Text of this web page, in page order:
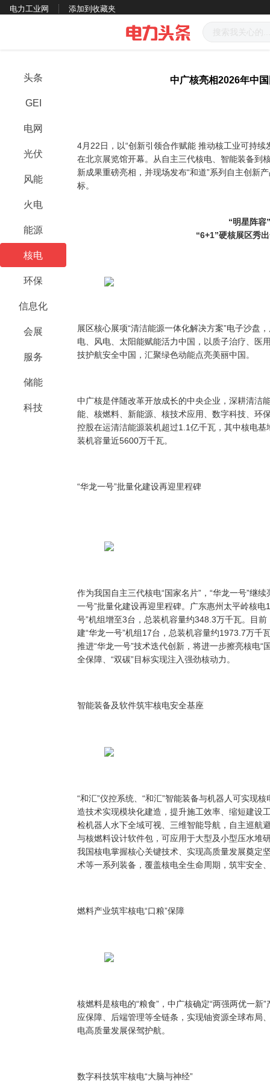
电力工业网 添加到收藏夹
头条
GEI
电网
光伏
风能
火电
能源
核电
环保
信息化
会展
服务
储能
科技
中广核亮相2026年中
4月22日，以“创新引领合作赋能 推动核工业可持
在北京展览馆开幕。从自主三代核电、智能装备到
新成果重磅亮相，并现场发布“和道”系列自主创新
标。
“明星阵容
“6+1”硬核展区秀
展区核心展项“清洁能源一体化解决方案”电子沙盘
电、风电、太阳能赋能活力中国，以质子治疗、医
技护航安全中国，汇聚绿色动能点亮美丽中国。
中广核是伴随改革开放成长的中央企业，深耕清洁
能、核燃料、新能源、核技术应用、数字科技、环
控股在运清洁能源装机超过1.1亿千瓦，其中核电
装机容量近5600万千瓦。
“华龙一号”批量化建设再迎里程碑
作为我国自主三代核电“国家名片”，“华龙一号”继
一号”批量化建设再迎里程碑。广东惠州太平岭核
号”机组增至3台，总装机容量约348.3万千瓦。目
建“华龙一号”机组17台，总装机容量约1973.7万千
推进“华龙一号”技术迭代创新，将进一步擦亮核电
全保障、“双碳”目标实现注入强劲核动力。
智能装备及软件筑牢核电安全基座
“和汇”仪控系统、“和汇”智能装备与机器人可实现
造技术实现模块化建造，提升施工效率、缩短建设
检机器人水下全域可视、三维智能导航，自主巡航
与核燃料设计软件包，可应用于大型及小型压水堆
我国核电掌握核心关键技术、实现高质量发展奠定
术等一系列装备，覆盖核电全生命周期，筑牢安全
燃料产业筑牢核电“口粮”保障
核燃料是核电的“粮食”，中广核确定“两强两优一
应保障、后端管理等全链条，实现铀资源全球布局
电高质量发展保驾护航。
数字科技筑牢核电“大脑与神经”